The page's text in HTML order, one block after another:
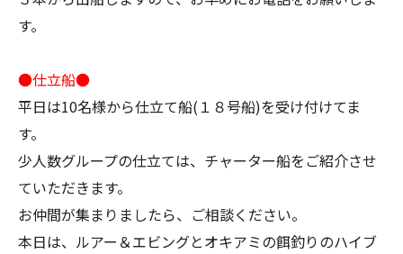
す。
●仕立船●
平日は10名様から仕立て船(１８号船)を受け付けてま
す。
少人数グループの仕立ては、チャーター船をご紹介させ
ていただきます。
お仲間が集まりましたら、ご相談ください。
本日は、ルアー＆エビングとオキアミの餌釣りのハイブ